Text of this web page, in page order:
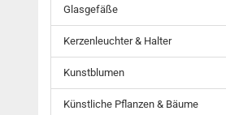
Glasgefäße
Kerzenleuchter & Halter
Kunstblumen
Künstliche Pflanzen & Bäume